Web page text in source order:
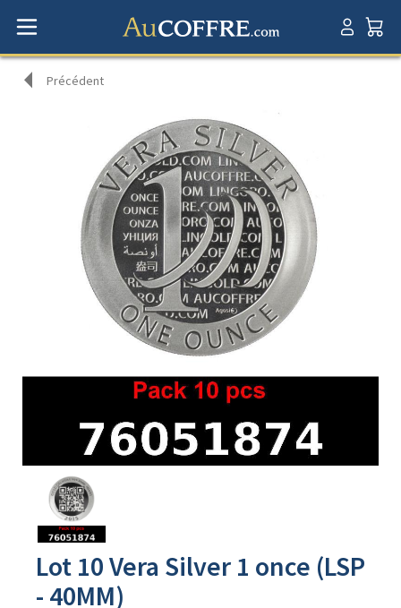
Précédent
produit
Lot 10 Vera Silver 1 once (LSP
- 40MM)